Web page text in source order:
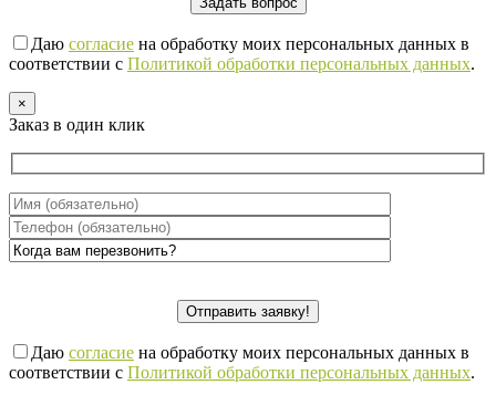
Даю согласие на обработку моих персональных данных в
соответствии с Политикой обработки персональных данных.
×
Заказ в один клик
Даю согласие на обработку моих персональных данных в
соответствии с Политикой обработки персональных данных.